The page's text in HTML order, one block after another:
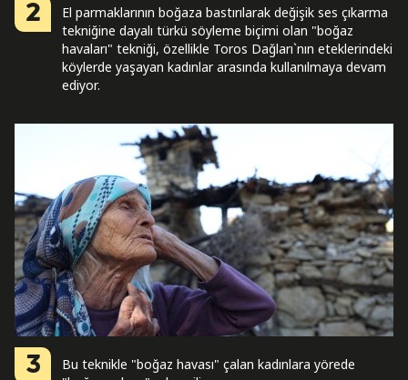
2
El parmaklarının boğaza bastırılarak değişik ses çıkarma
tekniğine dayalı türkü söyleme biçimi olan "boğaz
havaları" tekniği, özellikle Toros Dağları`nın eteklerindeki
köylerde yaşayan kadınlar arasında kullanılmaya devam
ediyor.
3
Bu teknikle "boğaz havası" çalan kadınlara yörede